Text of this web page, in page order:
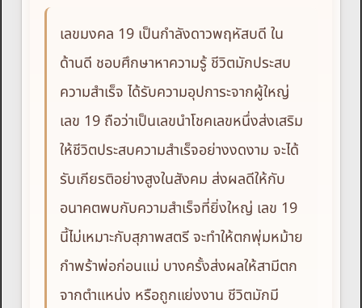
เลขมงคล 19 เป็นกำลังดาวพฤหัสบดี ใน
ด้านดี ชอบศึกษาหาความรู้ ชีวิตมักประสบ
ความสำเร็จ ได้รับความอุปการะจากผู้ใหญ่
เลข 19 ถือว่าเป็นเลขนำโชคเลขหนึ่งส่งเสริม
ให้ชีวิตประสบความสำเร็จอย่างงดงาม จะได้
รับเกียรติอย่างสูงในสังคม ส่งผลดีให้กับ
อนาคตพบกับความสำเร็จที่ยิ่งใหญ่ เลข 19
นี้ไม่เหมาะกับสุภาพสตรี จะทำให้ตกพุ่มหม้าย
กำพร้าพ่อก่อนแม่ บางครั้งส่งผลให้สามีตก
จากตำแหน่ง หรือถูกแย่งงาน ชีวิตมักมี